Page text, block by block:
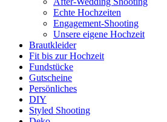
Echte Hochzeiten
Engagement-Shooting
Unsere eigene Hochzeit
Brautkleider
Fit bis zur Hochzeit
Fundstücke
Gutscheine
Persönliches
DIY
Styled Shooting